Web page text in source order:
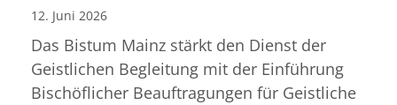
12. Juni 2026
Das Bistum Mainz stärkt den Dienst der
Geistlichen Begleitung mit der Einführung
Bischöflicher Beauftragungen für Geistliche